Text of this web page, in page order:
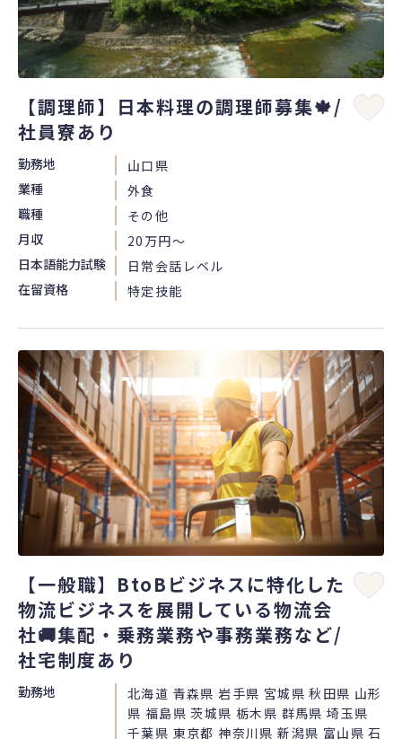
【調理師】日本料理の調理師募集🍁/
社員寮あり
勤務地
山口県
業種
外食
職種
その他
月収
20万円〜
日本語能力試験
日常会話レベル
在留資格
特定技能
【一般職】BtoBビジネスに特化した
物流ビジネスを展開している物流会
社🚚集配・乗務業務や事務業務など/
社宅制度あり
勤務地
北海道 青森県 岩手県 宮城県 秋田県 山形
県 福島県 茨城県 栃木県 群馬県 埼玉県
千葉県 東京都 神奈川県 新潟県 富山県 石